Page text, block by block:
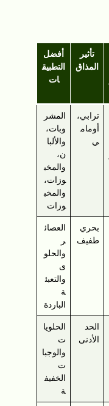
تأثير
المذاق
أفضل
التطبيق
ات
ترابي،
أومام
ي
المشر
وبات،
والألبا
ن،
والمخب
وزات،
والمخب
وزات
بحري
طفيف
العصائ
ر
والحلو
ى
والتعبئ
ة
الباردة
الحد
الأدنى
الحلويا
ت
والوجبا
ت
الخفيف
ة